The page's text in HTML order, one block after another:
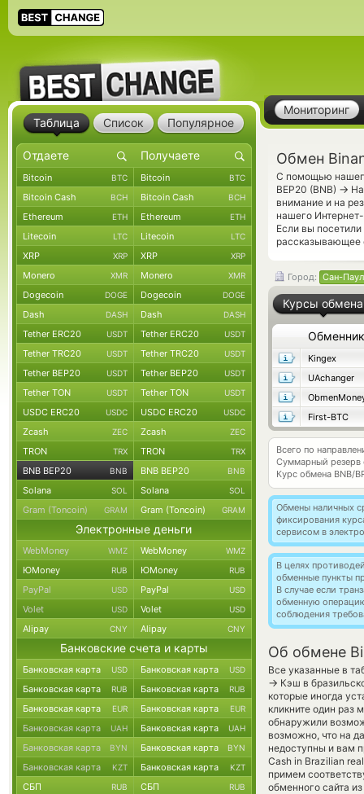
Мониторинг
Обмен
С помощью
BEP20 (BNB) →
внимание и на
нашего
Если вы
рассказывающее
Город: Сан-
Курсы обмена
Обменник
Kingex
UAchanger
First-BTC
Всего по
Суммарный резерв
Курс обмена BNB/
Обмены наличных
фиксирования
сервисом в
В целях
обменные пункты
В случае если
обменную
соблюдения
Об обмене
Все указанные в
→ Кэш в
которые иногда
кликните один раз
обнаружили
возможно, что на
недоступны и вам
Cash in Brazilian
примем
обменного сайта
Таблица Список Популярное
Bitcoin BTC Bitcoin BTC
Bitcoin Cash BCH Bitcoin Cash BCH
Ethereum ETH Ethereum ETH
Litecoin LTC Litecoin LTC
XRP XRP XRP XRP
Monero XMR Monero XMR
Dogecoin DOGE Dogecoin DOGE
Dash DASH Dash DASH
Tether ERC20 USDT Tether ERC20 USDT
Tether TRC20 USDT Tether TRC20 USDT
Tether BEP20 USDT Tether BEP20 USDT
Tether TON USDT Tether TON USDT
USDC ERC20 USDC USDC ERC20 USDC
Zcash ZEC Zcash ZEC
TRON TRX TRON TRX
BNB BEP20 BNB BNB BEP20 BNB
Solana SOL Solana SOL
Gram (Toncoin) GRAM Gram (Toncoin) GRAM
Электронные деньги
WebMoney WMZ WebMoney WMZ
ЮMoney RUB ЮMoney RUB
PayPal USD PayPal USD
Volet USD Volet USD
Alipay CNY Alipay CNY
Банковские счета и карты
Банковская карта USD Банковская карта USD
Банковская карта RUB Банковская карта RUB
Банковская карта EUR Банковская карта EUR
Банковская карта UAH Банковская карта UAH
Банковская карта BYN Банковская карта BYN
Банковская карта KZT Банковская карта KZT
СБП RUB СБП RUB